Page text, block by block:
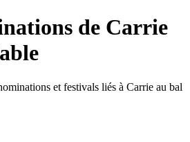
de Carrie
et festivals liés à Carrie au bal